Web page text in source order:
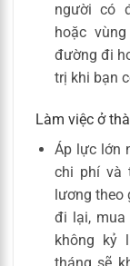
người có
hoặc
đường đi
trị khi bạn
Làm việc ở
Áp lực lớn
chi phí và
lương theo
đi lại, mua
không kỷ